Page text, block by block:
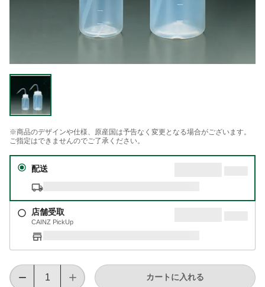
※商品のデザインや仕様、原産国は予告なく変更となる場合がございます。
ご指定はできませんのでご了承ください。
配送
店舗受取
CAINZ PickUp
カートに入れる